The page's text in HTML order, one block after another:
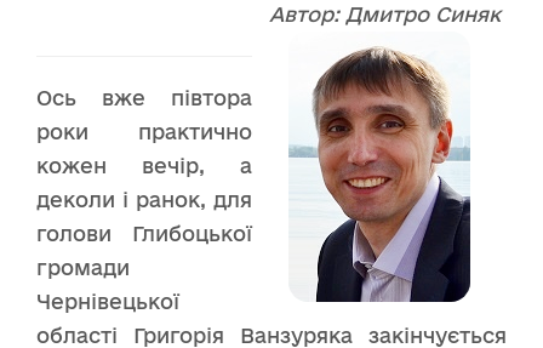
Автор: Дмитро Синяк
Ось вже півтора
роки практично
кожен вечір, а
деколи і ранок, для
голови Глибоцької
громади
Чернівецької
області Григорія Ванзуряка закінчується